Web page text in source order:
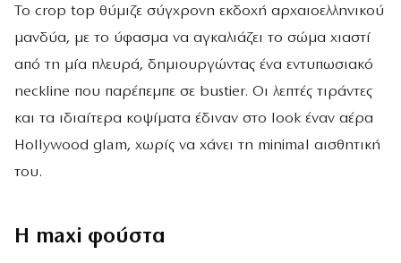
Το crop top θύμιζε σύγχρονη εκδοχή αρχαιοελληνικού
μανδύα, με το ύφασμα να αγκαλιάζει το σώμα χιαστί
από τη μία πλευρά, δημιουργώντας ένα εντυπωσιακό
neckline που παρέπεμπε σε bustier. Οι λεπτές τιράντες
και τα ιδιαίτερα κοψίματα έδιναν στο look έναν αέρα
Hollywood glam, χωρίς να χάνει τη minimal αισθητική
του.
Η maxi φούστα